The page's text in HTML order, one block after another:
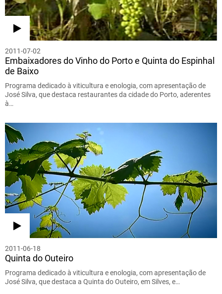
2011-07-02
Embaixadores do Vinho do Porto e Quinta do Espinhal
de Baixo
Programa dedicado à viticultura e enologia, com apresentação de
José Silva, que destaca restaurantes da cidade do Porto, aderentes
à…
2011-06-18
Quinta do Outeiro
Programa dedicado à viticultura e enologia, com apresentação de
José Silva, que destaca a Quinta do Outeiro, em Silves, e…